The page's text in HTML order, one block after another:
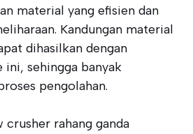
material yang efisien dan
Kandungan material
dihasilkan dengan
ini, sehingga banyak
pengolahan.
crusher rahang ganda